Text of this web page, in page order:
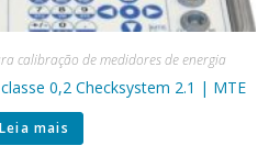
calibração de medidores de energia
0,2 Checksystem 2.1 | MTE
Leia mais